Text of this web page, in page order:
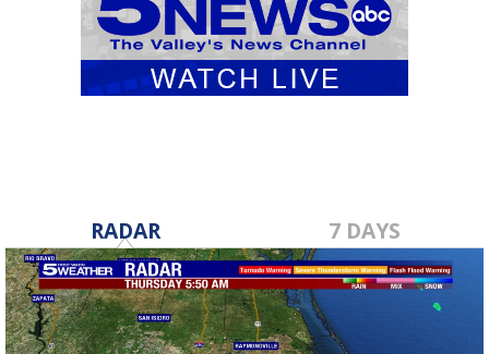
RADAR 7 DAYS